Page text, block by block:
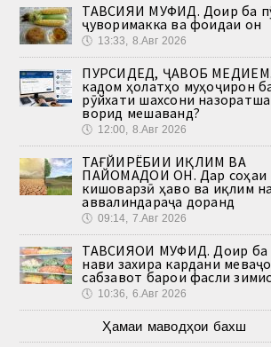
ТАВСИЯИ МУФИД. Доир ба
ҷуворимакка ва фоидаи он
🕔 13:33, 8.Авг 2026
ПУРСИДЕД, ҶАВОБ
кадом ҳолатҳо муҳоҷирон
рӯйхати шахсони
ворид мешаванд?
🕔 12:00, 8.Авг 2026
ТАҒЙИРЁБИИ ИҚЛИМ ВА
ПАЙОМАДҲОИ ОН. Дар соҳаи
кишоварзӣ ҳаво ва иқлим
аввалиндараҷа доранд
🕔 09:14, 7.Авг 2026
ТАВСИЯҲОИ МУФИД. Доир ба
нави захира кардани
сабзавот барои фасли
🕔 10:36, 6.Авг 2026
Ҳамаи маводҳои бахш